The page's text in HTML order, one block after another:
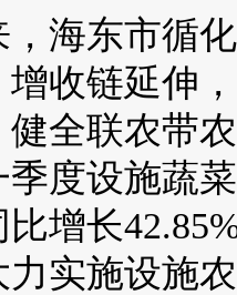
东市循化
收链延伸
全联农带
度设施蔬
增长
施设施农